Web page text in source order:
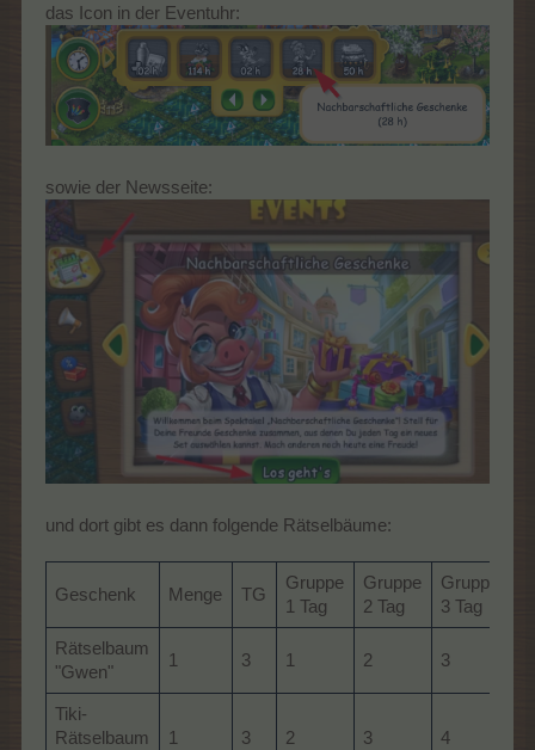
das Icon in der Eventuhr:
sowie der Newsseite:
und dort gibt es dann folgende Rätselbäume:
Geschenk Menge TG
Gruppe
1 Tag
Gruppe
2 Tag
Gruppe
3 Tag
Rätselbaum
"Gwen"
1 3 1 2 3
Tiki-
Rätselbaum
1 3 2 3 4